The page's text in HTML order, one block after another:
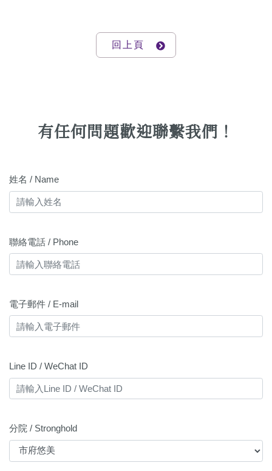
回上頁
有任何問題歡迎聯繫我們！
姓名 / Name
聯絡電話 / Phone
電子郵件 / E-mail
Line ID / WeChat ID
分院 / Stronghold